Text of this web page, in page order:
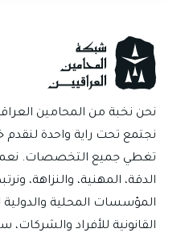
o
ok
نحن نخبة من المحامين
نجتمع تحت راية واحدة لنقدم
تغطي جميع التخصصات. نعمل
الدقة، المهنية، والنزاهة،
المؤسسات المحلية
القانونية للأفراد والشركات،